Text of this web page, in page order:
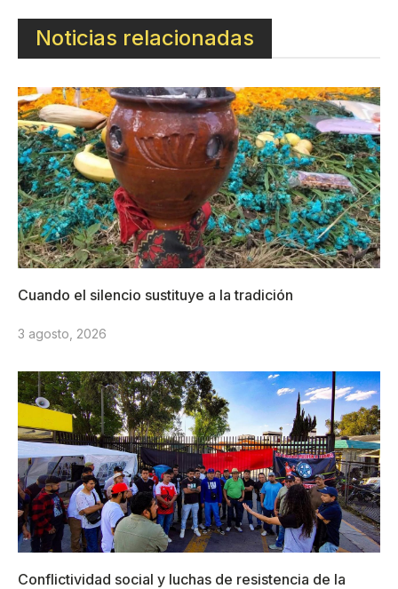
Noticias relacionadas
Cuando el silencio sustituye a la tradición
3 agosto, 2026
Conflictividad social y luchas de resistencia de la